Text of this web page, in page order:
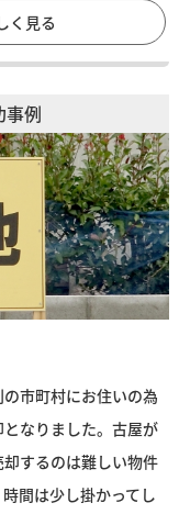
く見る
例
市町村にお住いの為
なりました。古屋が
するのは難しい物件
間は少し掛かってし